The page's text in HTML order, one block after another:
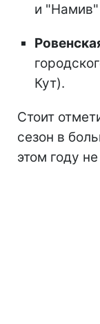
и "Намив"
Кут).
Стоит
сезон в
этом году